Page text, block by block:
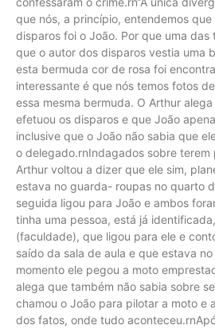
que nós, a princípio, entendemos
disparos foi o João. Por que uma das
que o autor dos disparos vestia uma
esta bermuda cor de rosa foi
interessante é que nós temos fotos
essa mesma bermuda. O Arthur
efetuou os disparos e que João
inclusive que o João não sabia que
o delegado.rnIndagados sobre terem
Arthur voltou a dizer que ele sim,
estava no guarda- roupas no quarto
seguida ligou para João e ambos
tinha uma pessoa, está já
(faculdade), que ligou para ele e
saído da sala de aula e que estava
momento ele pegou a moto
alega que também não sabia sobre
chamou o João para pilotar a moto e
dos fatos, onde tudo